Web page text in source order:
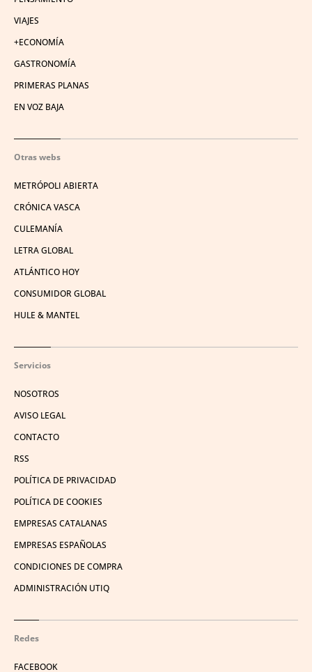
VIAJES
+ECONOMÍA
GASTRONOMÍA
PRIMERAS PLANAS
EN VOZ BAJA
Otras webs
METRÓPOLI ABIERTA
CRÓNICA VASCA
CULEMANÍA
LETRA GLOBAL
ATLÁNTICO HOY
CONSUMIDOR GLOBAL
HULE & MANTEL
Servicios
NOSOTROS
AVISO LEGAL
CONTACTO
RSS
POLÍTICA DE PRIVACIDAD
POLÍTICA DE COOKIES
EMPRESAS CATALANAS
EMPRESAS ESPAÑOLAS
CONDICIONES DE COMPRA
ADMINISTRACIÓN UTIQ
Redes
FACEBOOK